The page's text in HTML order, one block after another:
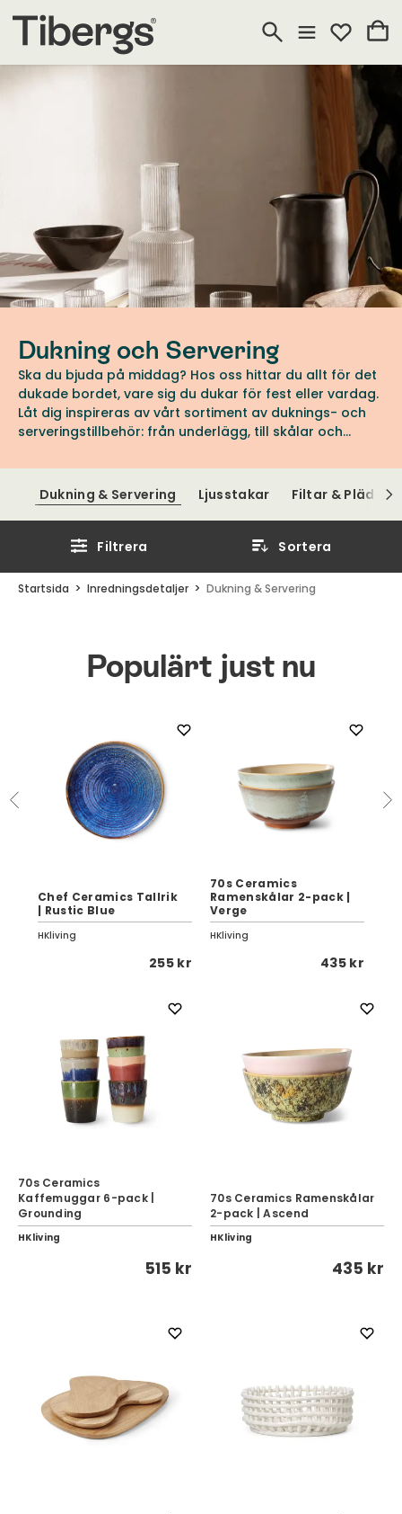
Dukning och Servering
Ska du bjuda på middag? Hos oss hittar du allt för det
dukade bordet, vare sig du dukar för fest eller vardag.
Låt dig inspireras av vårt sortiment av duknings- och
serveringstillbehör: från underlägg, till skålar och
Dukning & Servering Ljusstakar Filtar & Plädar
Filtrera Sortera
Startsida Inredningsdetaljer Dukning & Servering
Populärt just nu
Chef Ceramics Tallrik
| Rustic Blue
HKliving
255 kr
70s Ceramics
Ramenskålar 2-pack |
Verge
HKliving
435 kr
70s Ceramics
Kaffemuggar 6-pack |
Grounding
HKliving
515 kr
70s Ceramics Ramenskålar
2-pack | Ascend
HKliving
435 kr